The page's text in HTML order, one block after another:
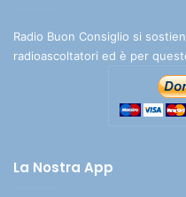
Radio Buon Consiglio si
radioascoltatori ed è per
La Nostra App